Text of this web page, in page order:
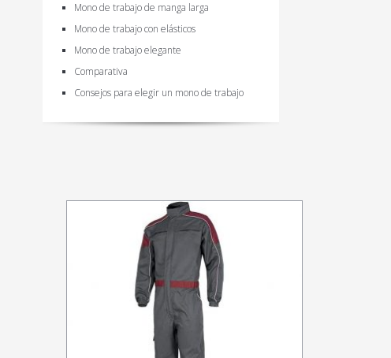
Mono de trabajo de manga larga
Mono de trabajo con elásticos
Mono de trabajo elegante
Comparativa
Consejos para elegir un mono de trabajo